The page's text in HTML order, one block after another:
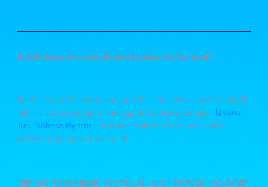
Butuh Layanan Juru Bahasa Isyarat Profesional?
Saat ini, mendapatkan layanan Juru Bahasa Isyarat menjadi
lebih mudah dengan teknologi. Anda bisa memesan layanan
Juru Bahasa Isyarat untuk kebutuhan acara online atau
offline anda melalui Silang.id.
Silang.id menawarkan layanan JBI untuk berbagai kebutuhan,